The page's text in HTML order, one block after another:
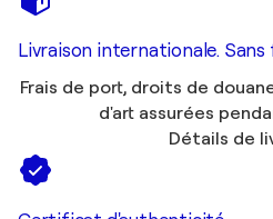
Livraison internationale.
Frais de port, droits de
d'art assurées
Détails de